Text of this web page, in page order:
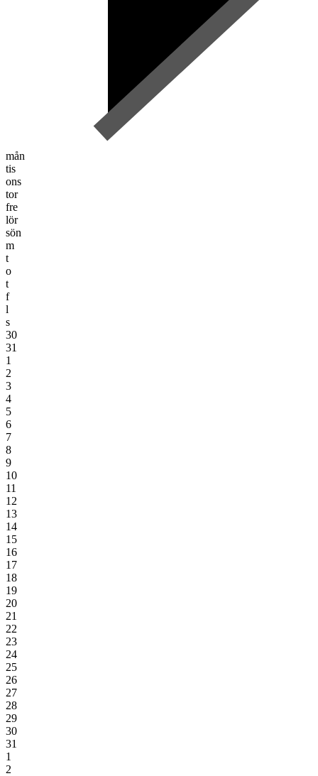
mån
tis
ons
tor
fre
lör
sön
m
t
o
t
f
l
s
30
31
1
2
3
4
5
6
7
8
9
10
11
12
13
14
15
16
17
18
19
20
21
22
23
24
25
26
27
28
29
30
31
1
2